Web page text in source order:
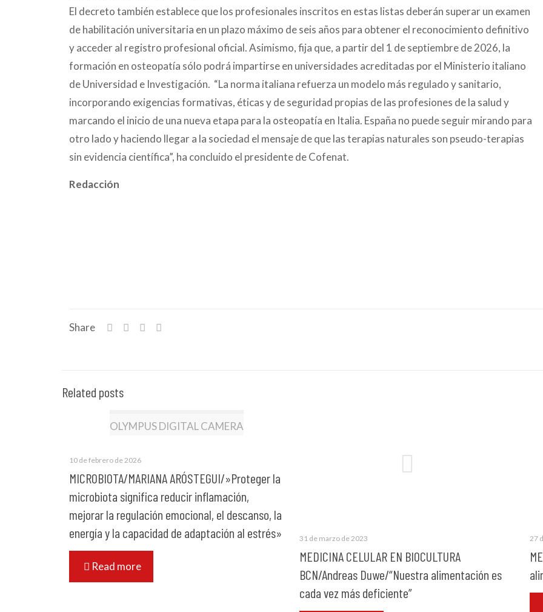
El decreto también establece que los profesionales inscritos en estas listas deberán superar un examen
de habilitación universitaria en un plazo máximo de seis años para obtener el reconocimiento definitivo
y acceder al registro profesional oficial. Asimismo, fija que, a partir del 1 de septiembre de 2026, la
formación en osteopatía sólo podrá impartirse en universidades acreditadas por el Ministerio italiano
de Universidad e Investigación. “La norma italiana refuerza un modelo más regulado y sanitario,
incorporando exigencias formativas, éticas y de seguridad propias de las profesiones de la salud y
marcando el inicio de una nueva etapa para la osteopatía en Italia. España no puede seguir mirando para
otro lado y haciendo llegar a la sociedad el mensaje de que las terapias naturales son pseudo-terapias
sin evidencia científica”, ha concluido el presidente de Cofenat.
Redacción
Share
Related posts
OLYMPUS DIGITAL CAMERA
10 de febrero de 2026
MICROBIOTA/MARIANA ARÓSTEGUI/»Proteger la
microbiota significa reducir inflamación,
mejorar la regulación emocional, el descanso, la
energía y la capacidad de adaptación al estrés»
Read more
31 de marzo de 2023
MEDICINA CELULAR EN BIOCULTURA
BCN/Andreas Duwe/“Nuestra alimentación es
cada vez más deficiente”
27